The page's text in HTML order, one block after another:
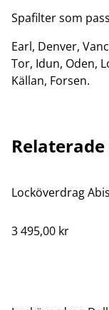
Spafilter som
Earl, Denver,
Tor, Idun, Oden,
Källan, Forsen.
Locköverdrag
3 495,00 kr